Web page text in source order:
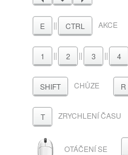
E || CTRL AKCE
1 || 2 || 3 || 4
SHIFT CHŮZE R
T ZRYCHLENÍ ČASU
MYŠ
OTÁČENÍ SE